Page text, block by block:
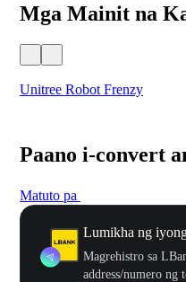
Mga Mainit na
Unitree Robot Frenzy
Paano i-convert
Matuto pa
Lumikha ng
Magrehistro sa
address/numero ng